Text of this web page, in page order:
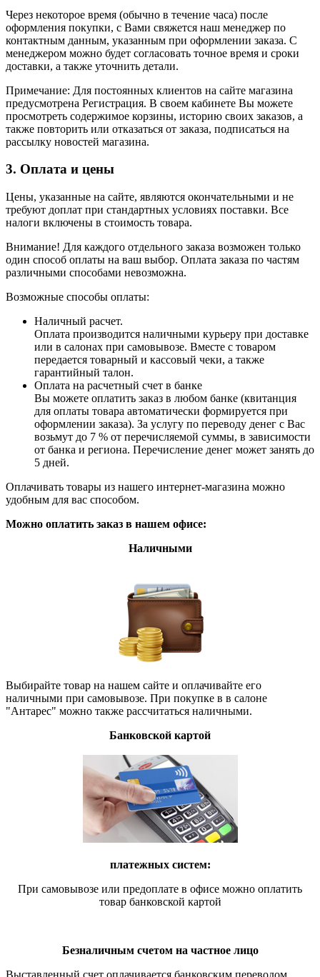
Через некоторое время (обычно в течение часа) после
оформления покупки, с Вами свяжется наш менеджер по
контактным данным, указанным при оформлении заказа. С
менеджером можно будет согласовать точное время и сроки
доставки, а также уточнить детали.
Примечание: Для постоянных клиентов на сайте магазина
предусмотрена Регистрация. В своем кабинете Вы можете
просмотреть содержимое корзины, историю своих заказов, а
также повторить или отказаться от заказа, подписаться на
рассылку новостей магазина.
3. Оплата и цены
Цены, указанные на сайте, являются окончательными и не
требуют доплат при стандартных условиях поставки. Все
налоги включены в стоимость товара.
Внимание! Для каждого отдельного заказа возможен только
один способ оплаты на ваш выбор. Оплата заказа по частям
различными способами невозможна.
Возможные способы оплаты:
Наличный расчет.
Оплата производится наличными курьеру при доставке
или в салонах при самовывозе. Вместе с товаром
передается товарный и кассовый чеки, а также
гарантийный талон.
Оплата на расчетный счет в банке
Вы можете оплатить заказ в любом банке (квитанция
для оплаты товара автоматически формируется при
оформлении заказа). За услугу по переводу денег с Вас
возьмут до 7 % от перечисляемой суммы, в зависимости
от банка и региона. Перечисление денег может занять до
5 дней.
Оплачивать товары из нашего интернет-магазина можно
удобным для вас способом.
Можно оплатить заказ в нашем офисе:
Наличными
Выбирайте товар на нашем сайте и оплачивайте его
наличными при самовывозе. При покупке в в салоне
"Антарес" можно также рассчитаться наличными.
Банковской картой
платежных систем:
При самовывозе или предоплате в офисе можно оплатить
товар банковской картой
Безналичным счетом на частное лицо
Выставленный счет оплачивается банковским переводом.